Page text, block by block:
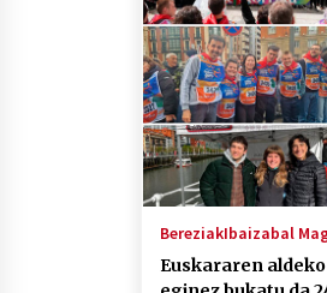
saioa
BereziakIbaizabal
Euskararen